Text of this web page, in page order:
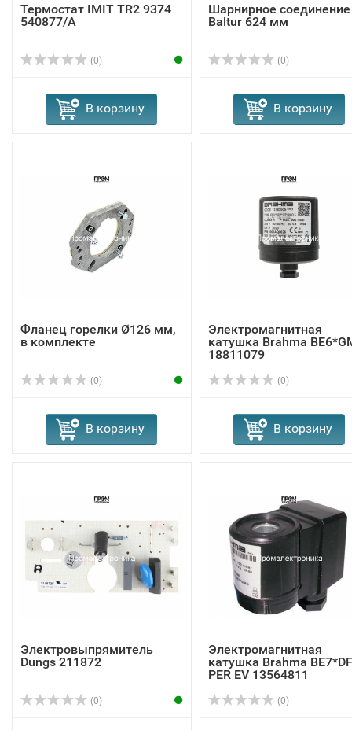
Термостат IMIT TR2 9374
540877/A
(0)
В корзину
Шарнирное соединение
Baltur 624 мм
(0)
В корзину
Фланец горелки Ø126 мм,
в комплекте
(0)
В корзину
Электромагнитная
катушка Brahma
18811079
(0)
В корзину
Электровыпрямитель
Dungs 211872
(0)
Электромагнитная
катушка Brahma
PER EV 13564811
(0)